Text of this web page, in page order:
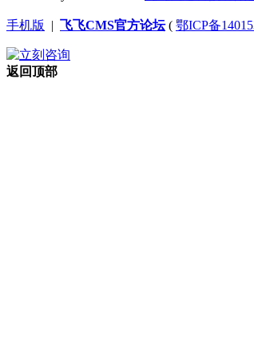
手机版 | 飞飞CMS官方论坛( 鄂ICP备
返回顶部